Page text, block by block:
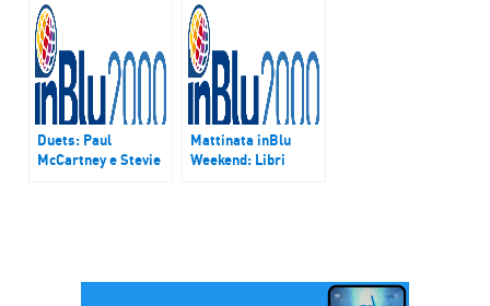
allo stadio San Siro
il 9 giogno 2017
musica e teatro
Duets: Paul
McCartney e Stevie
Mattinata inBlu
Weekend: Libri